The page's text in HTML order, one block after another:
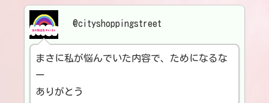
@cityshoppingstreet
まさに私が悩んでいた内容で、ためになるな
ー
ありがとう